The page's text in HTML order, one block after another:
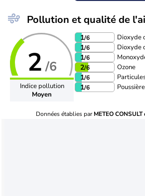
Pollution et qualité de
2 /6
Indice pollution
Moyen
1/6 Dioxyde
1/6 Dioxyde
1/6
2/6 Ozone
1/6
1/6
Données établies parMETEO